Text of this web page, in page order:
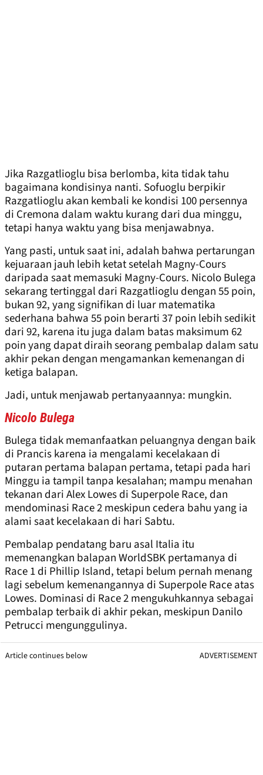
Jika Razgatlioglu bisa berlomba, kita tidak tahu
bagaimana kondisinya nanti. Sofuoglu berpikir
Razgatlioglu akan kembali ke kondisi 100 persennya
di Cremona dalam waktu kurang dari dua minggu,
tetapi hanya waktu yang bisa menjawabnya.
Yang pasti, untuk saat ini, adalah bahwa pertarungan
kejuaraan jauh lebih ketat setelah Magny-Cours
daripada saat memasuki Magny-Cours. Nicolo Bulega
sekarang tertinggal dari Razgatlioglu dengan 55 poin,
bukan 92, yang signifikan di luar matematika
sederhana bahwa 55 poin berarti 37 poin lebih sedikit
dari 92, karena itu juga dalam batas maksimum 62
poin yang dapat diraih seorang pembalap dalam satu
akhir pekan dengan mengamankan kemenangan di
ketiga balapan.
Jadi, untuk menjawab pertanyaannya: mungkin.
Nicolo Bulega
Bulega tidak memanfaatkan peluangnya dengan baik
di Prancis karena ia mengalami kecelakaan di
putaran pertama balapan pertama, tetapi pada hari
Minggu ia tampil tanpa kesalahan; mampu menahan
tekanan dari Alex Lowes di Superpole Race, dan
mendominasi Race 2 meskipun cedera bahu yang ia
alami saat kecelakaan di hari Sabtu.
Pembalap pendatang baru asal Italia itu
memenangkan balapan WorldSBK pertamanya di
Race 1 di Phillip Island, tetapi belum pernah menang
lagi sebelum kemenangannya di Superpole Race atas
Lowes. Dominasi di Race 2 mengukuhkannya sebagai
pembalap terbaik di akhir pekan, meskipun Danilo
Petrucci mengunggulinya.
Article continues below ADVERTISEMENT